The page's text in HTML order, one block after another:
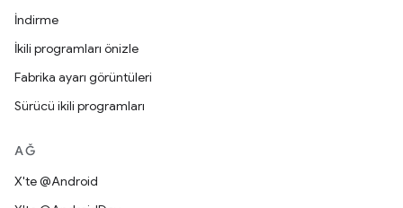
İndirme
İkili programları önizle
Fabrika ayarı görüntüleri
Sürücü ikili programları
AĞ
X'te @Android